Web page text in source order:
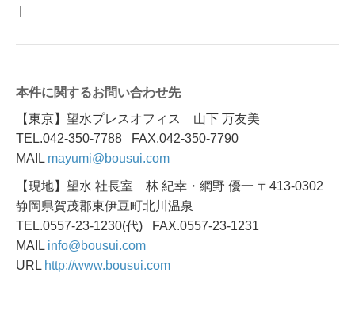
本件に関するお問い合わせ先
【東京】望水プレスオフィス 山下 万友美
TEL.042-350-7788 FAX.042-350-7790
MAIL mayumi@bousui.com
【現地】望水 社長室 林 紀幸・網野 優一 〒413-0302
静岡県賀茂郡東伊豆町北川温泉
TEL.0557-23-1230(代) FAX.0557-23-1231
MAIL info@bousui.com
URL http://www.bousui.com